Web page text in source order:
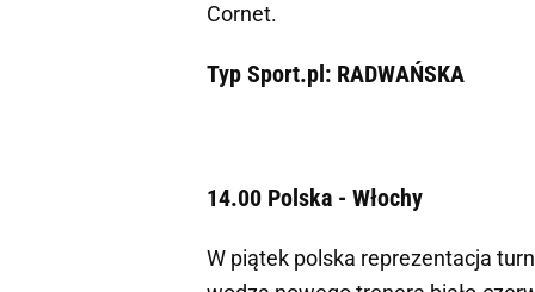
Cornet.
Typ Sport.pl: RADWAŃSKA
14.00 Polska - Włochy
W piątek polska reprezentacja